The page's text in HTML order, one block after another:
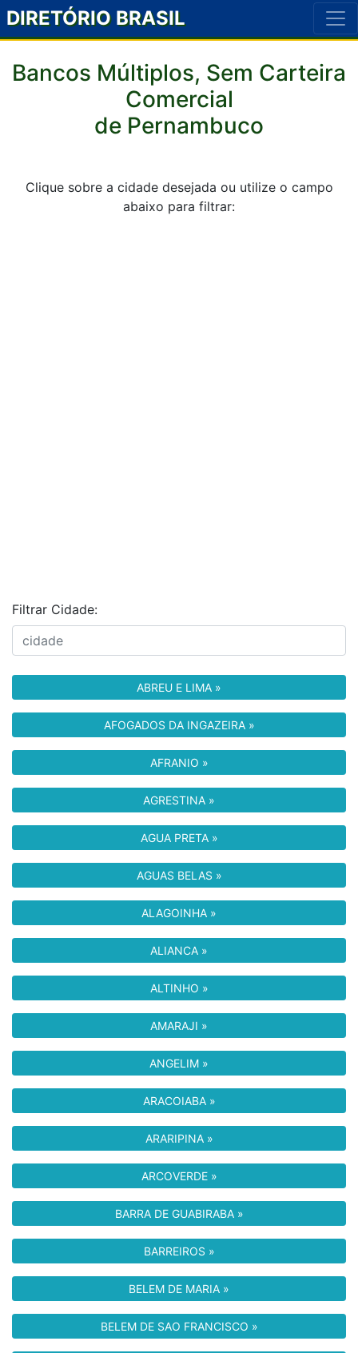
DIRETÓRIO BRASIL
Bancos Múltiplos, Sem Carteira
Comercial
de Pernambuco
Clique sobre a cidade desejada ou utilize o campo
abaixo para filtrar:
Filtrar Cidade:
ABREU E LIMA »
AFOGADOS DA INGAZEIRA »
AFRANIO »
AGRESTINA »
AGUA PRETA »
AGUAS BELAS »
ALAGOINHA »
ALIANCA »
ALTINHO »
AMARAJI »
ANGELIM »
ARACOIABA »
ARARIPINA »
ARCOVERDE »
BARRA DE GUABIRABA »
BARREIROS »
BELEM DE MARIA »
BELEM DE SAO FRANCISCO »